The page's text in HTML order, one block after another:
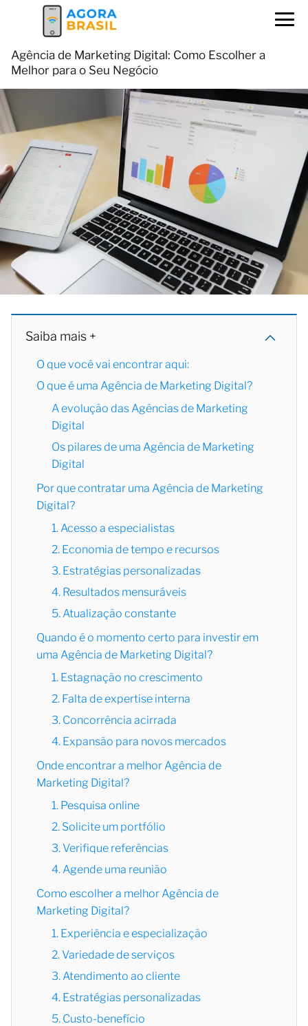
Agência de Marketing Digital: Como Escolher a
Melhor para o Seu Negócio
Saiba mais +
O que você vai encontrar aqui:
O que é uma Agência de Marketing Digital?
A evolução das Agências de Marketing
Digital
Os pilares de uma Agência de Marketing
Digital
Por que contratar uma Agência de Marketing
Digital?
1. Acesso a especialistas
2. Economia de tempo e recursos
3. Estratégias personalizadas
4. Resultados mensuráveis
5. Atualização constante
Quando é o momento certo para investir em
uma Agência de Marketing Digital?
1. Estagnação no crescimento
2. Falta de expertise interna
3. Concorrência acirrada
4. Expansão para novos mercados
Onde encontrar a melhor Agência de
Marketing Digital?
1. Pesquisa online
2. Solicite um portfólio
3. Verifique referências
4. Agende uma reunião
Como escolher a melhor Agência de
Marketing Digital?
1. Experiência e especialização
2. Variedade de serviços
3. Atendimento ao cliente
4. Estratégias personalizadas
5. Custo-benefício